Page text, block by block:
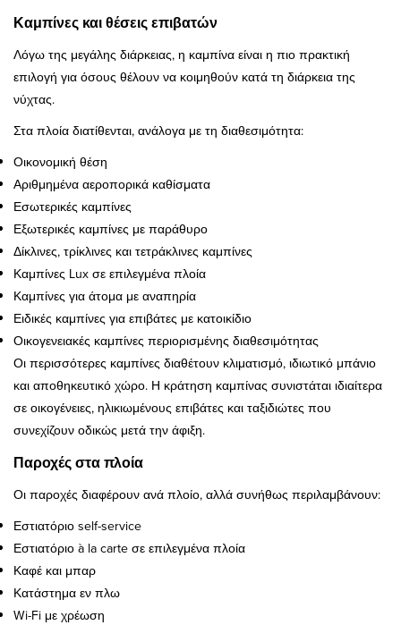
Καμπίνες και θέσεις επιβατών
Λόγω της μεγάλης διάρκειας, η καμπίνα είναι η πιο πρακτική
επιλογή για όσους θέλουν να κοιμηθούν κατά τη διάρκεια της
νύχτας.
Στα πλοία διατίθενται, ανάλογα με τη διαθεσιμότητα:
Οικονομική θέση
Αριθμημένα αεροπορικά καθίσματα
Εσωτερικές καμπίνες
Εξωτερικές καμπίνες με παράθυρο
Δίκλινες, τρίκλινες και τετράκλινες καμπίνες
Καμπίνες Lux σε επιλεγμένα πλοία
Καμπίνες για άτομα με αναπηρία
Ειδικές καμπίνες για επιβάτες με κατοικίδιο
Οικογενειακές καμπίνες περιορισμένης διαθεσιμότητας
Οι περισσότερες καμπίνες διαθέτουν κλιματισμό, ιδιωτικό μπάνιο
και αποθηκευτικό χώρο. Η κράτηση καμπίνας συνιστάται ιδιαίτερα
σε οικογένειες, ηλικιωμένους επιβάτες και ταξιδιώτες που
συνεχίζουν οδικώς μετά την άφιξη.
Παροχές στα πλοία
Οι παροχές διαφέρουν ανά πλοίο, αλλά συνήθως περιλαμβάνουν:
Εστιατόριο self-service
Εστιατόριο à la carte σε επιλεγμένα πλοία
Καφέ και μπαρ
Κατάστημα εν πλω
Wi-Fi με χρέωση